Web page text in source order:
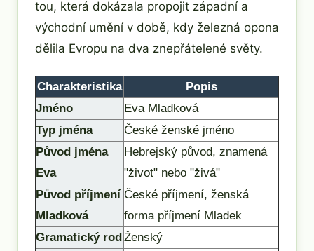
tou, která dokázala propojit západní a
východní umění v době, kdy železná opona
dělila Evropu na dva znepřátelené světy.
Charakteristika
Popis
Jméno
Eva Mladková
Typ jména
České ženské jméno
Původ jména
Eva
Hebrejský původ, znamená
"život" nebo "živá"
Původ příjmení
Mladková
České příjmení, ženská
forma příjmení Mladek
Gramatický rodŽenský